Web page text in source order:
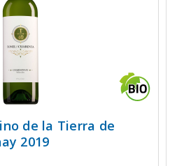
de la Tierra de
2019